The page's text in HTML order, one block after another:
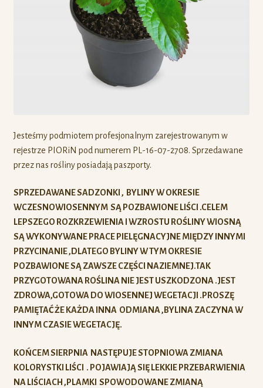
Jesteśmy podmiotem profesjonalnym zarejestrowanym w
rejestrze PIORiN pod numerem PL-16-07-2708. Sprzedawane
przez nas rośliny posiadają paszporty.
SPRZEDAWANE SADZONKI , BYLINY W OKRESIE
WCZESNOWIOSENNYM SĄ POZBAWIONE LIŚCI .CELEM
LEPSZEGO ROZKRZEWIENIA I WZROSTU ROŚLINY WIOSNĄ
SĄ WYKONYWANE PRACE PIELĘGNACYJNE MIĘDZY INNYMI
PRZYCINANIE ,DLATEGO BYLINY W TYM OKRESIE
POZBAWIONE SĄ ZAWSZE CZĘŚCI NAZIEMNEJ.TAK
PRZYGOTOWANA ROŚLINA NIE JEST USZKODZONA .JEST
ZDROWA,GOTOWA DO WIOSENNEJ WEGETACJI .PROSZĘ
PAMIĘTAĆ ŻE KAŻDA INNA ODMIANA ,BYLINA ZACZYNA W
INNYM CZASIE WEGETACJĘ.
KOŃCEM SIERPNIA NASTĘPUJE STOPNIOWA ZMIANA
KOLORYSTKI LIŚCI . POJAWIAJĄ SIĘ LEKKIE PRZEBARWIENIA
NA LIŚCIACH ,PLAMKI SPOWODOWANE ZMIANĄ